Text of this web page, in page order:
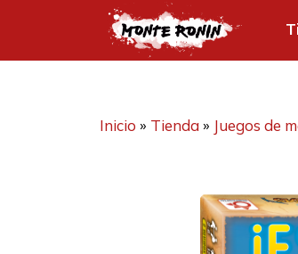
Inicio » Tienda» Juegos de